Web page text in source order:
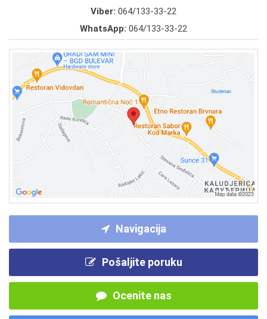
Viber: 064/133-33-22
WhatsApp: 064/133-33-22
Navigacija
Pošaljite poruku
Ocenite nas